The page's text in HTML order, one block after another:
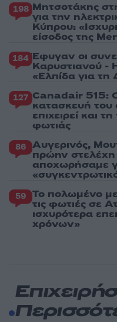
198 Μητσοτάκης
για την
Κύπρου:
είσοδος της
184 Έφυγαν οι
Καρυστιανού -
«Ελπίδα για τη
127 Canadair 515:
κατασκευή
επιχειρεί και
φωτιάς
86 Αυγερινός,
πρώην
αποχωρήσαμε
59 Το πολωμένο
τις φωτιές σε
ισχυρότερα
χρόνων»